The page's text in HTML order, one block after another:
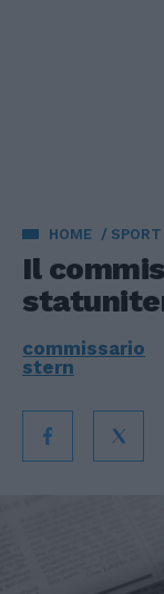
HOME SPORT
Il
commissario
stern